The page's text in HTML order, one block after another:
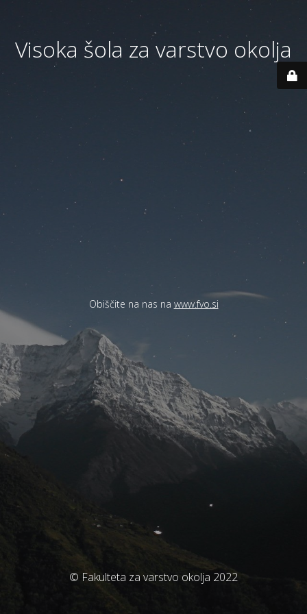
Visoka šola za varstvo okolja
Obiščite na nas na www.fvo.si
© Fakulteta za varstvo okolja 2022